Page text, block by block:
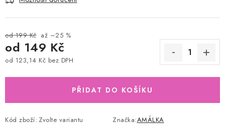
od 199 Kč až –25 %
od 149 Kč
od 123,14 Kč bez DPH
PŘIDAT DO KOŠÍKU
Kód zboží: Zvolte variantu Značka:AMÁLKA